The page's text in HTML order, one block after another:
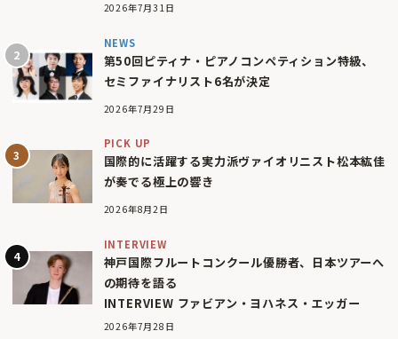
2026年7月31日
NEWS
第50回ピティナ・ピアノコンペティション特級、
セミファイナリスト6名が決定
2026年7月29日
PICK UP
国際的に活躍する実力派ヴァイオリニスト松本紘佳
が奏でる極上の響き
2026年8月2日
INTERVIEW
神戸国際フルートコンクール優勝者、日本ツアーへ
の期待を語る
INTERVIEW ファビアン・ヨハネス・エッガー
2026年7月28日